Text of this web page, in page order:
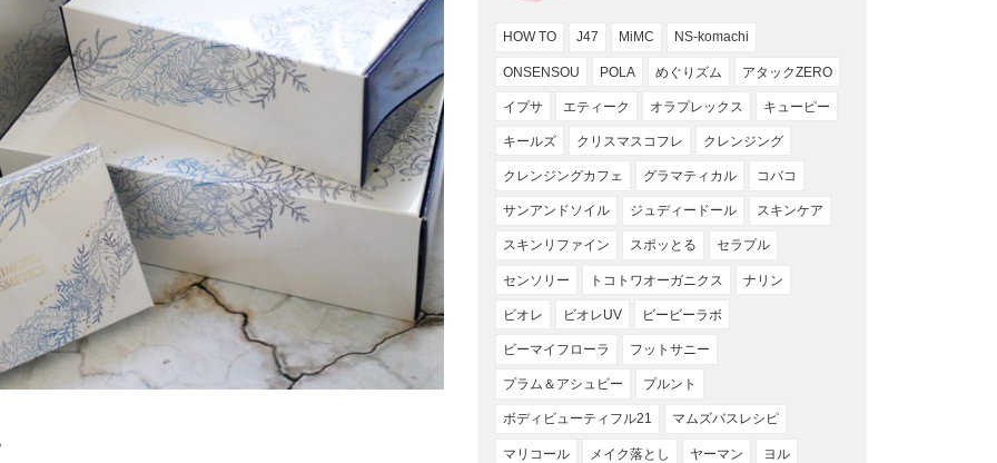
HOW TO J47 MiMC NS-komachi
ONSENSOU POLA めぐりズム アタックZERO
イプサ エティーク オラプレックス キューピー
キールズ クリスマスコフレ クレンジング
クレンジングカフェ グラマティカル コバコ
サンアンドソイル ジュディードール スキンケア
スキンリファイン スポッとる セラプル
センソリー トコトワオーガニクス ナリン
ビオレ ビオレUV ビービーラボ
ビーマイフローラ フットサニー
プラム＆アシュビー プルント
ボディビューティフル21 マムズバスレシピ
マリコール メイク落とし ヤーマン ヨル